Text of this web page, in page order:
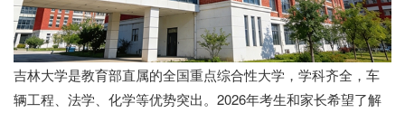
吉林大学是教育部直属的全国重点综合性大学，学科齐全，车
辆工程、法学、化学等优势突出。2026年考生和家长希望了解